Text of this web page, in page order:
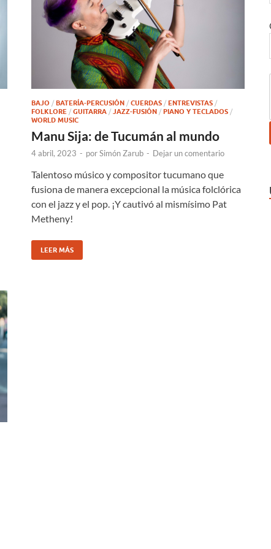
BAJO / BATERÍA-PERCUSIÓN / CUERDAS / ENTREVISTAS /
FOLKLORE / GUITARRA / JAZZ-FUSIÓN / PIANO Y TECLADOS /
WORLD MUSIC
Manu Sija: de Tucumán al mundo
4 abril, 2023 - porSimón Zarub - Dejar un comentario
Talentoso músico y compositor tucumano que
fusiona de manera excepcional la música folclórica
con el jazz y el pop. ¡Y cautivó al mismísimo Pat
Metheny!
LEER MÁS